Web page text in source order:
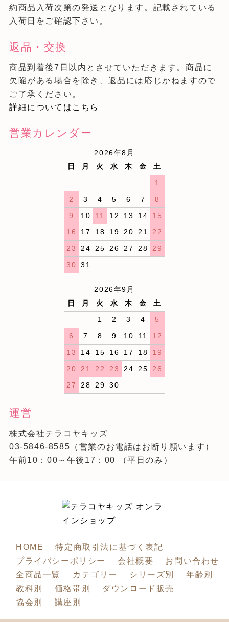
約商品入荷次第の発送となります。記載されている
入荷日をご確認下さい。
返品・交換
商品到着後7日以内とさせていただきます。商品に
欠陥がある場合を除き、返品には応じかねますので
ご了承ください。
詳細についてはこちら
営業カレンダー
2026年8月
日
月 火 水 木 金
土
1
2
3 4 5 6 7
8
9
10 11 12 13 14
15
16
17 18 19 20 21
22
23
24 25 26 27 28
29
30
31
2026年9月
日
月 火 水 木 金
土
1
2 3 4
5
6
7 8 9 10 11
12
13
14 15 16 17 18
19
20
21 22 23 24 25
26
27
28 29 30
運営
株式会社テラコヤキッズ
03-5846-8585 （営業のお電話はお断り願います）
午前10：00～午後17：00 （平日のみ）
HOME
特定商取引法に基づく表記
プライバシーポリシー
会社概要
お問い合わせ
全商品一覧
カテゴリー シリーズ別
年齢別
教科別
価格帯別
ダウンロード販売
協会別
講座別